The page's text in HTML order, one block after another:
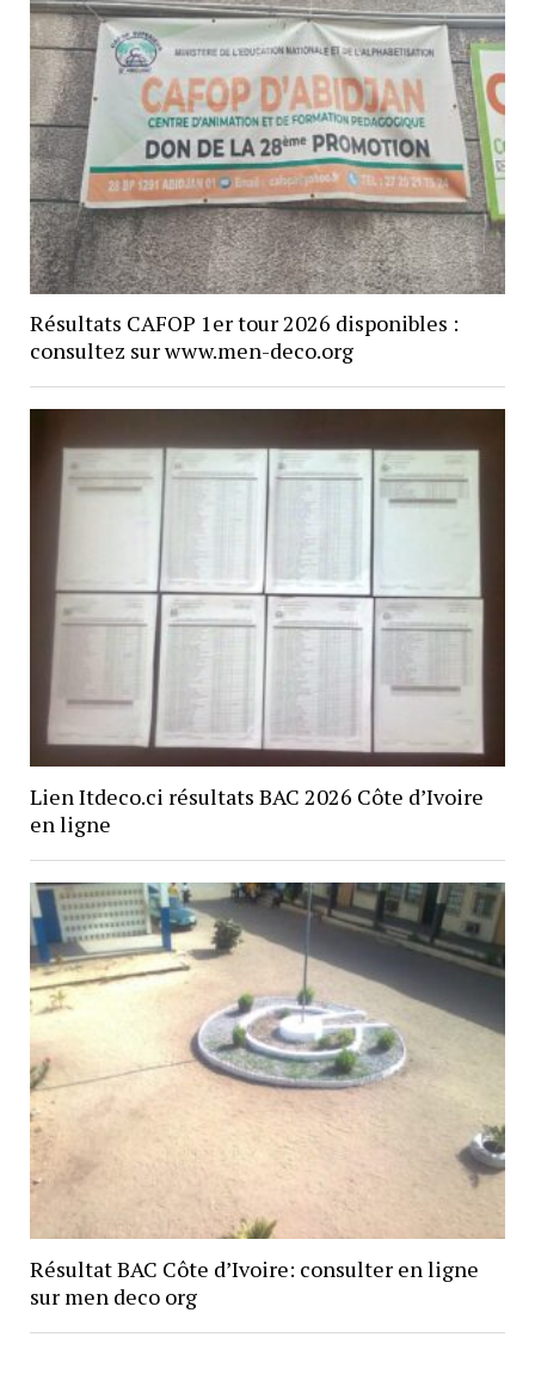
Résultats CAFOP 1er tour 2026 disponibles :
consultez sur www.men-deco.org
Lien Itdeco.ci résultats BAC 2026 Côte d’Ivoire
en ligne
Résultat BAC Côte d’Ivoire: consulter en ligne
sur men deco org